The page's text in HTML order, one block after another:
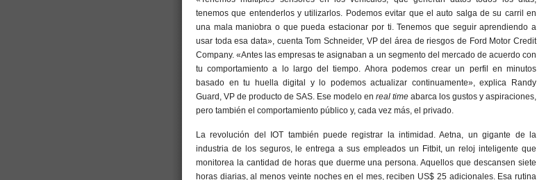
tenemos que entenderlos y utilizarlos. Podemos evitar que el auto salga de su carril en
una mala maniobra o que pueda estacionar por ti. Tenemos que seguir aprendiendo a
usar toda esa data», cuenta Tom Schneider, VP del área de riesgos de Ford Motor Credit
Company. «Antes las empresas te asignaban a un segmento del mercado de acuerdo con
tu comportamiento a lo largo del tiempo. Ahora podemos crear un perfil en minutos
basado en tu huella digital y lo podemos actualizar continuamente», explica Randy
Guard, VP de producto de SAS. Ese modelo en real time abarca los gustos y aspiraciones,
pero también el comportamiento público y, cada vez más, el privado.
La revolución del IOT también puede registrar la intimidad. Aetna, un gigante de la
industria de los seguros, le entrega a sus empleados un Fitbit, un reloj inteligente que
monitorea la cantidad de horas que duerme una persona. Aquellos que descansen siete
horas diarias, al menos veinte noches en el mes, reciben US$ 25 adicionales. Esa rutina